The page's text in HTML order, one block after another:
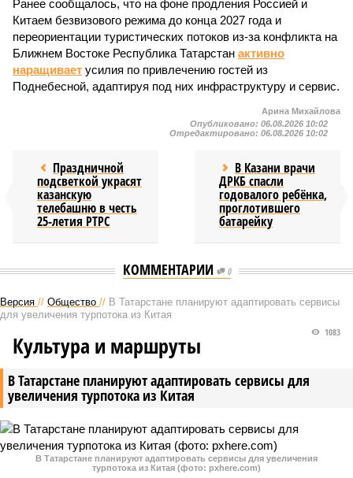
Ранее сообщалось, что на фоне продления Россией и
Китаем безвизового режима до конца 2027 года и
переориентации туристических потоков из-за конфликта на
Ближнем Востоке Республика Татарстан активно
наращивает усилия по привлечению гостей из
Поднебесной, адаптируя под них инфраструктуру и сервис.
Арина Михайлова
Опубликовано: 06.08.2026 10:02
Отредактировано: 06.08.2026 10:02
Праздничной
подсветкой украсят
казанскую
телебашню в честь
25-летия РТРС
В Казани врачи
ДРКБ спасли
годовалого ребёнка,
проглотившего
батарейку
КОММЕНТАРИИ 0
Версия // Общество // В Татарстане планируют адаптировать сервисы
для увеличения турпотока из Китая
В Татарстане планируют адаптировать сервисы для
увеличения турпотока из Китая
1083
Культура и маршруты
В Татарстане планируют адаптировать сервисы для увеличения
турпотока из Китая (фото: pxhere.com)